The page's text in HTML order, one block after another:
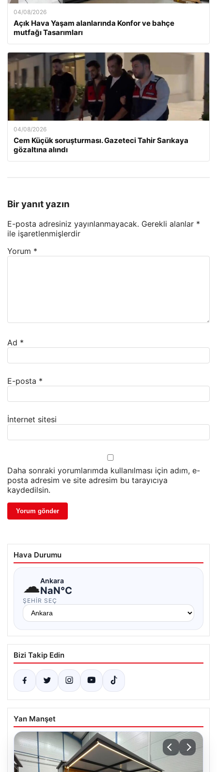
04/08/2026
Açık Hava Yaşam alanlarında Konfor ve bahçe
mutfağı Tasarımları
04/08/2026
Cem Küçük soruşturması. Gazeteci Tahir Sarıkaya
gözaltına alındı
Bir yanıt yazın
E-posta adresiniz yayınlanmayacak. Gerekli alanlar *
ile işaretlenmişlerdir
Yorum *
Ad *
E-posta *
İnternet sitesi
Daha sonraki yorumlarımda kullanılması için adım, e-
posta adresim ve site adresim bu tarayıcıya
kaydedilsin.
Hava Durumu
☁Ankara
NaN°C
ŞEHIR SEÇ
Bizi Takip Edin
Yan Manşet